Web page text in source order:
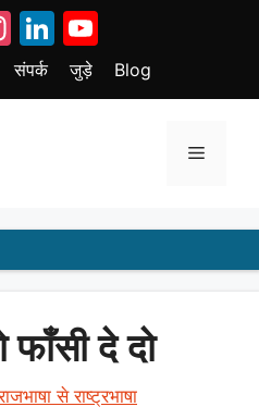
Instagram
LinkedIn
संपर्क जुड़े Blog
Menu
फाँसी दे दो
से राष्ट्रभाषा